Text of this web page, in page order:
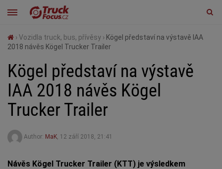
› Vozidla truck, bus, přívěsy › Kögel představí na výstavě IAA
2018 návěs Kögel Trucker Trailer
Kögel představí na výstavě
IAA 2018 návěs Kögel
Trucker Trailer
Author: MaK, 12 září 2018, 21:41
Návěs Kögel Trucker Trailer (KTT) je výsledkem